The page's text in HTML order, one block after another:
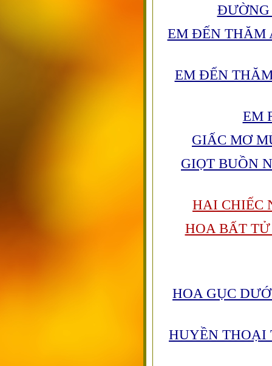
ĐƯỜNG
EM ĐẾN THĂM
EM ĐẾN
EM
GIẤC MƠ
GIỌT BUỒN
HAI CHIẾC
HOA BẤT
HOA GỤC
HUYỀN THOẠI